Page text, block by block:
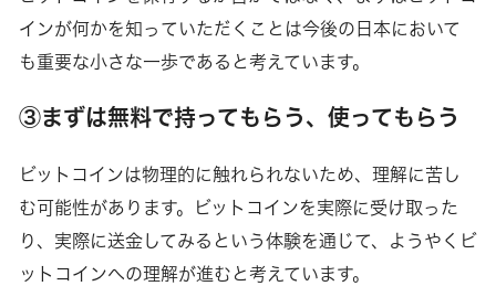
インが何かを知っていただくことは今後の日本において
も重要な小さな一歩であると考えています。
③まずは無料で持ってもらう、使ってもらう
ビットコインは物理的に触れられないため、理解に苦し
む可能性があります。ビットコインを実際に受け取った
り、実際に送金してみるという体験を通じて、ようやくビ
ットコインへの理解が進むと考えています。